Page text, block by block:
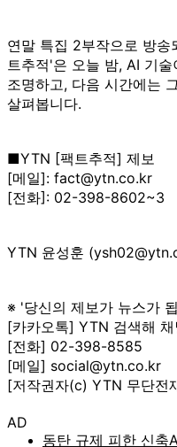
연말 특집 2부작으로 방
트추적'은 오늘 밤, AI 기
조명하고, 다음 시간에는
살펴봅니다.
■YTN [팩트추적] 제보
[메일]: fact@ytn.co.kr
[전화]: 02-398-8602~3
YTN 윤성훈
※ '당신의 제보가 뉴스가
[카카오톡] YTN 검색해
[전화] 02-398-8585
[메일] social@ytn.co.kr
[저작권자(c) YTN 무단전
AD